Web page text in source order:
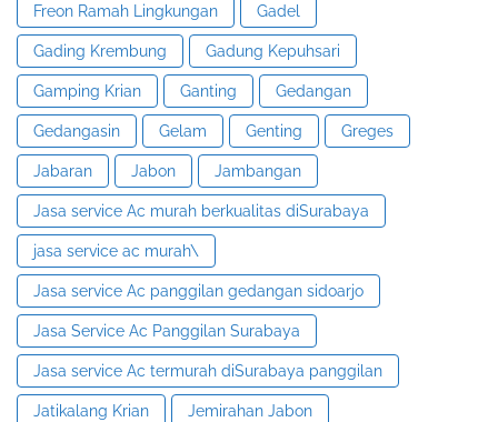
Freon Ramah Lingkungan Gadel
Gading Krembung Gadung Kepuhsari
Gamping Krian Ganting Gedangan
Gedangasin Gelam Genting Greges
Jabaran Jabon Jambangan
Jasa service Ac murah berkualitas diSurabaya
jasa service ac murah\
Jasa service Ac panggilan gedangan sidoarjo
Jasa Service Ac Panggilan Surabaya
Jasa service Ac termurah diSurabaya panggilan
Jatikalang Krian Jemirahan Jabon